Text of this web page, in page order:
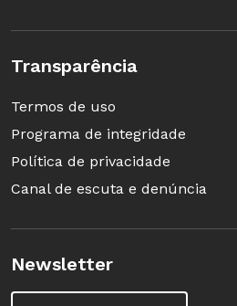
exercício,
Aposentadorias e
vedado o uso do
tais despesas, que
custo aluno
mínimo de
Transparência
Termos de uso
Programa de integridade
Política de privacidade
Canal de escuta e denúncia
Newsletter